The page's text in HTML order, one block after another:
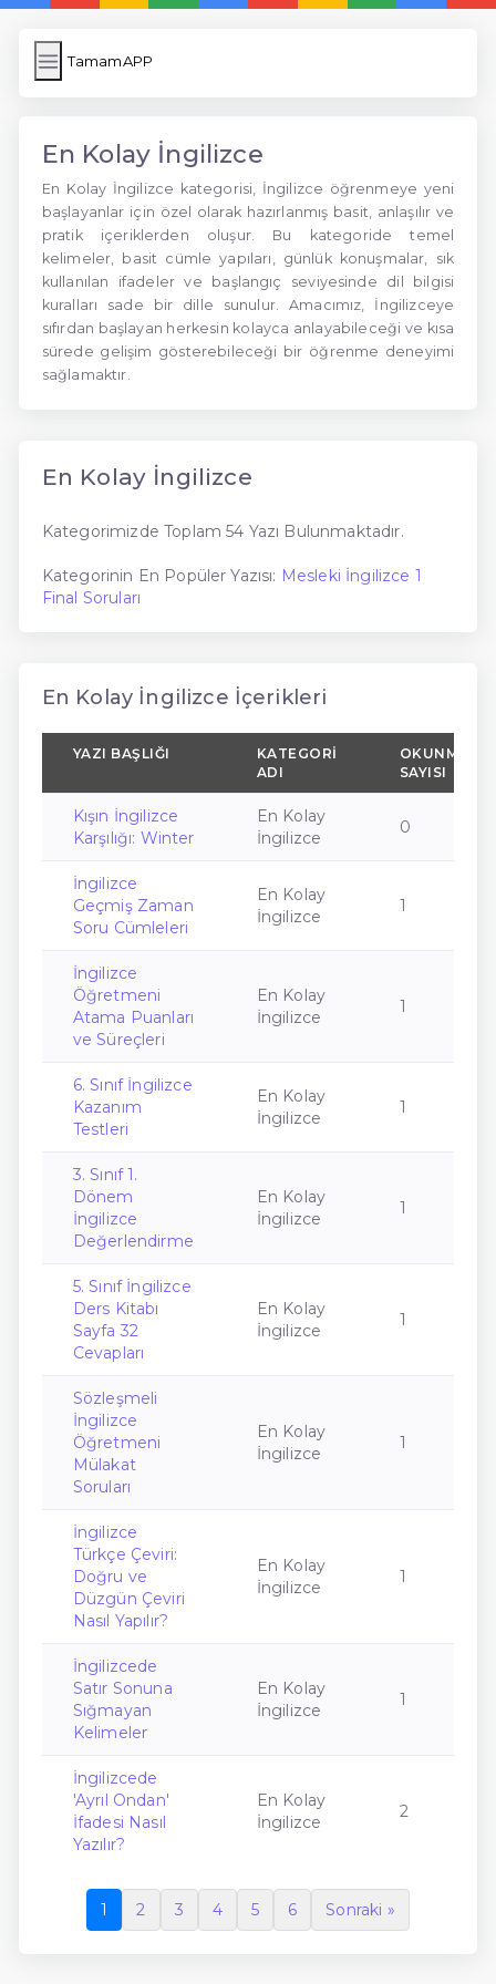
TamamAPP
En Kolay İngilizce
En Kolay İngilizce kategorisi, İngilizce öğrenmeye yeni
başlayanlar için özel olarak hazırlanmış basit, anlaşılır ve
pratik içeriklerden oluşur. Bu kategoride temel
kelimeler, basit cümle yapıları, günlük konuşmalar, sık
kullanılan ifadeler ve başlangıç seviyesinde dil bilgisi
kuralları sade bir dille sunulur. Amacımız, İngilizceye
sıfırdan başlayan herkesin kolayca anlayabileceği ve kısa
sürede gelişim gösterebileceği bir öğrenme deneyimi
sağlamaktır.
En Kolay İngilizce
Kategorimizde Toplam 54 Yazı Bulunmaktadır.
Kategorinin En Popüler Yazısı: Mesleki İngilizce 1
Final Soruları
En Kolay İngilizce İçerikleri
YAZI BAŞLIĞI
KATEGORI
ADI
OKUNMA
SAYISI
Kışın İngilizce
Karşılığı: Winter
En Kolay
İngilizce
0
İngilizce
Geçmiş Zaman
Soru Cümleleri
En Kolay
İngilizce
1
İngilizce
Öğretmeni
Atama Puanları
ve Süreçleri
En Kolay
İngilizce
1
6. Sınıf İngilizce
Kazanım
Testleri
En Kolay
İngilizce
1
3. Sınıf 1.
Dönem
İngilizce
Değerlendirme
En Kolay
İngilizce
1
5. Sınıf İngilizce
Ders Kitabı
Sayfa 32
Cevapları
En Kolay
İngilizce
1
Sözleşmeli
İngilizce
Öğretmeni
Mülakat
Soruları
En Kolay
İngilizce
1
İngilizce
Türkçe Çeviri:
Doğru ve
Düzgün Çeviri
Nasıl Yapılır?
En Kolay
İngilizce
1
İngilizcede
Satır Sonuna
Sığmayan
Kelimeler
En Kolay
İngilizce
1
İngilizcede
'Ayrıl Ondan'
İfadesi Nasıl
Yazılır?
En Kolay
İngilizce
2
1 2 3 4 5 6 Sonraki »